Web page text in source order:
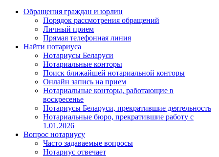
Обращения граждан и юрлиц
Порядок рассмотрения обращений
Личный прием
Прямая телефонная линия
Найти нотариуса
Нотариусы Беларуси
Нотариальные конторы
Поиск ближайшей нотариальной конторы
Онлайн запись на прием
Нотариальные конторы, работающие в
воскресенье
Нотариусы Беларуси, прекратившие деятельность
Нотариальные бюро, прекратившие работу с
1.01.2026
Вопрос нотариусу
Часто задаваемые вопросы
Нотариус отвечает